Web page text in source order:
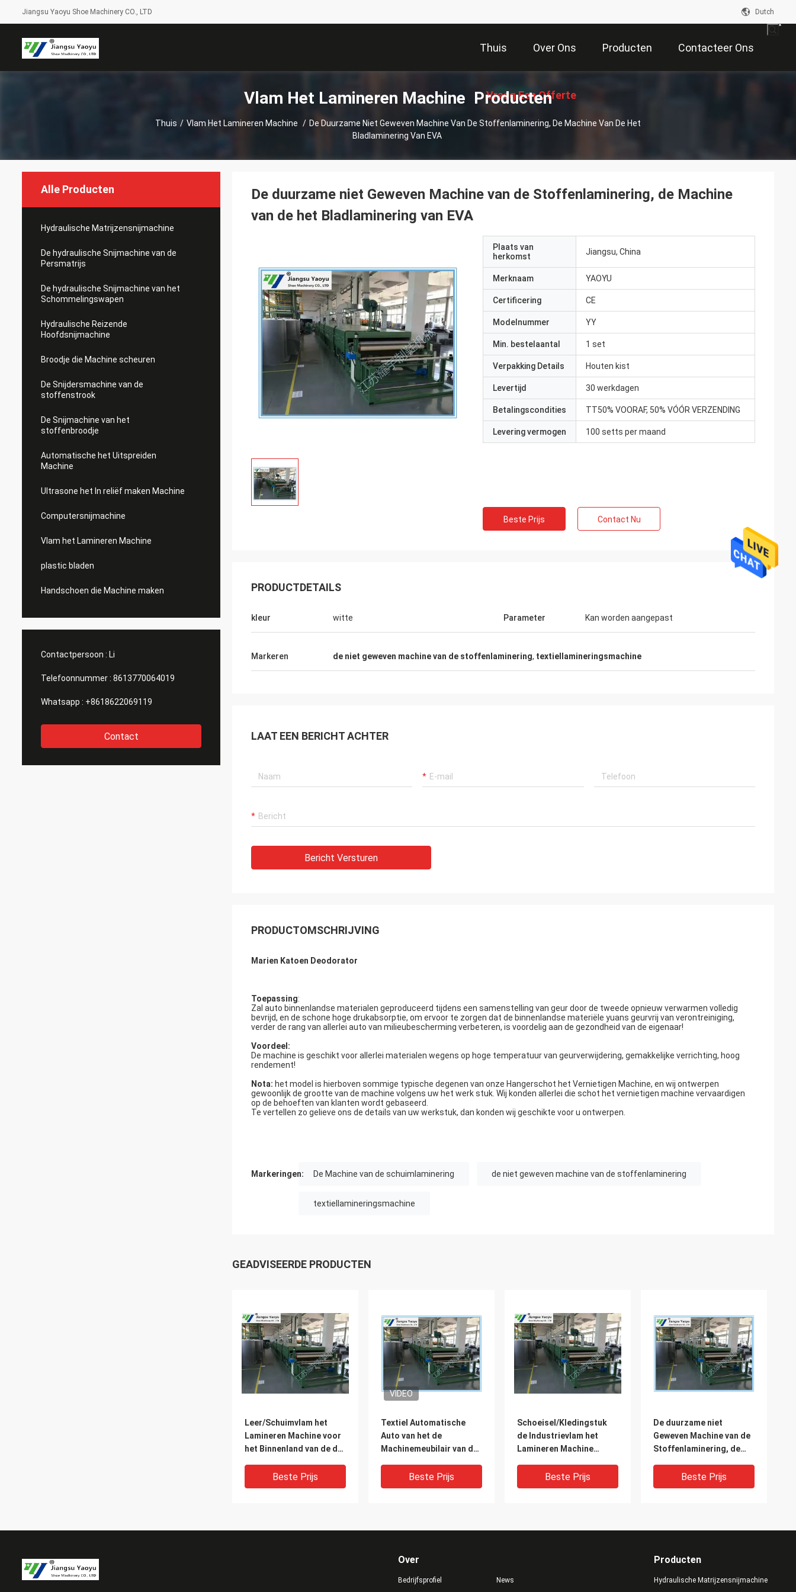
Jiangsu Yaoyu Shoe Machinery CO., LTD Dutch
Thuis Over Ons Producten Contacteer Ons
Vraag Een Offerte
Vlam Het Lamineren Machine Producten
Thuis / Vlam Het Lamineren Machine / De Duurzame Niet Geweven Machine Van De Stoffenlaminering, De Machine Van De Het
Bladlaminering Van EVA
Alle Producten
Hydraulische Matrijzensnijmachine
De hydraulische Snijmachine van de
Persmatrijs
De hydraulische Snijmachine van het
Schommelingswapen
Hydraulische Reizende
Hoofdsnijmachine
Broodje die Machine scheuren
De Snijdersmachine van de
stoffenstrook
De Snijmachine van het
stoffenbroodje
Automatische het Uitspreiden
Machine
Ultrasone het In reliëf maken Machine
Computersnijmachine
Vlam het Lamineren Machine
plastic bladen
Handschoen die Machine maken
Contactpersoon : Li
Telefoonnummer : 8613770064019
Whatsapp : +8618622069119
Contact
De duurzame niet Geweven Machine van de Stoffenlaminering, de Machine
van de het Bladlaminering van EVA
Plaats van
herkomst
Jiangsu, China
Merknaam YAOYU
Certificering CE
Modelnummer YY
Min. bestelaantal 1 set
Verpakking Details Houten kist
Levertijd 30 werkdagen
Betalingscondities TT50% VOORAF, 50% VÓÓR VERZENDING
Levering vermogen 100 setts per maand
Beste Prijs Contact Nu
PRODUCTDETAILS
kleur witte Parameter Kan worden aangepast
Markeren de niet geweven machine van de stoffenlaminering, textiellamineringsmachine
LAAT EEN BERICHT ACHTER
Bericht Versturen
PRODUCTOMSCHRIJVING
Marien Katoen Deodorator
Toepassing:
Zal auto binnenlandse materialen geproduceerd tijdens een samenstelling van geur door de tweede opnieuw verwarmen volledig
bevrijd, en de schone hoge drukabsorptie, om ervoor te zorgen dat de binnenlandse materiële yuans geurvrij van verontreiniging,
verder de rang van allerlei auto van milieubescherming verbeteren, is voordelig aan de gezondheid van de eigenaar!
Voordeel:
De machine is geschikt voor allerlei materialen wegens op hoge temperatuur van geurverwijdering, gemakkelijke verrichting, hoog
rendement!
Nota: het model is hierboven sommige typische degenen van onze Hangerschot het Vernietigen Machine, en wij ontwerpen
gewoonlijk de grootte van de machine volgens uw het werk stuk. Wij konden allerlei die schot het vernietigen machine vervaardigen
op de behoeften van klanten wordt gebaseerd.
Te vertellen zo gelieve ons de details van uw werkstuk, dan konden wij geschikte voor u ontwerpen.
Markeringen: De Machine van de schuimlaminering de niet geweven machine van de stoffenlaminering
textiellamineringsmachine
GEADVISEERDE PRODUCTEN
Leer/Schuimvlam het
Lamineren Machine voor
het Binnenland van de de
Beste Prijs
VIDEO
Textiel Automatische
Auto van het de
Machinemeubilair van de
Industrie/het
Bureaustoelen
Beste Prijs
Schoeisel/Kledingstuk
de Industrievlam het
Lamineren Machine
Beste Prijs
De duurzame niet
Geweven Machine van de
Stoffenlaminering, de
Bladlaminering van EVA
Beste Prijs
Over
Bedrijfsprofiel News
Producten
Hydraulische Matrijzensnijmachine